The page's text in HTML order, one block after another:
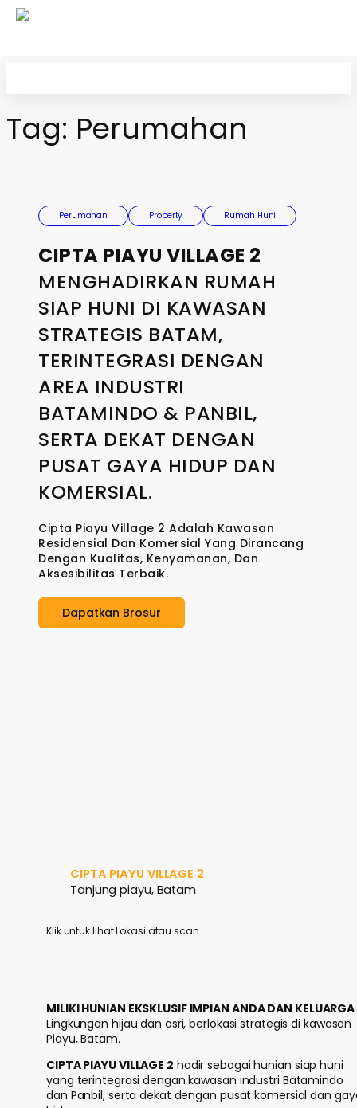
Tag: Perumahan
Perumahan Property Rumah Huni
CIPTA PIAYU VILLAGE 2
MENGHADIRKAN RUMAH
SIAP HUNI DI KAWASAN
STRATEGIS BATAM,
TERINTEGRASI DENGAN
AREA INDUSTRI
BATAMINDO & PANBIL,
SERTA DEKAT DENGAN
PUSAT GAYA HIDUP DAN
KOMERSIAL.
Cipta Piayu Village 2 Adalah Kawasan
Residensial Dan Komersial Yang Dirancang
Dengan Kualitas, Kenyamanan, Dan
Aksesibilitas Terbaik.
Dapatkan Brosur
CIPTA PIAYU VILLAGE 2
Tanjung piayu, Batam
Klik untuk lihat Lokasi atau scan
MILIKI HUNIAN EKSKLUSIF IMPIAN ANDA DAN KELUARGA
Lingkungan hijau dan asri, berlokasi strategis di kawasan
Piayu, Batam.
CIPTA PIAYU VILLAGE 2 hadir sebagai hunian siap huni
yang terintegrasi dengan kawasan industri Batamindo
dan Panbil, serta dekat dengan pusat komersial dan